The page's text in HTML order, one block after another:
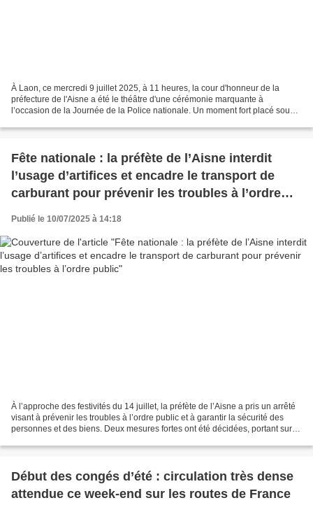
À Laon, ce mercredi 9 juillet 2025, à 11 heures, la cour d'honneur de la
préfecture de l'Aisne a été le théâtre d'une cérémonie marquante à
l’occasion de la Journée de la Police nationale. Un moment fort placé sous
Fête nationale : la préfète de l’Aisne interdit
l’usage d’artifices et encadre le transport de
carburant pour prévenir les troubles à l’ordre
public
Publié le 10/07/2025 à 14:18
À l’approche des festivités du 14 juillet, la préfète de l’Aisne a pris un arrêté
visant à prévenir les troubles à l’ordre public et à garantir la sécurité des
personnes et des biens. Deux mesures fortes ont été décidées, portant sur
Début des congés d’été : circulation très dense
attendue ce week-end sur les routes de France